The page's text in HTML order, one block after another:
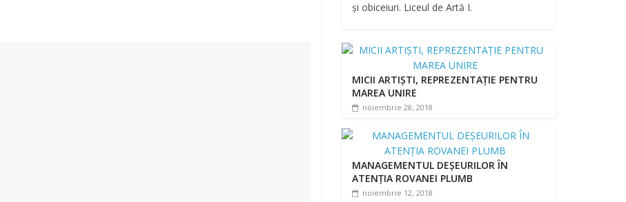
și obiceiuri. Liceul de Artă I.
MICII ARTIȘTI, REPREZENTAȚIE PENTRU
MAREA UNIRE
noiembrie 28, 2018
MANAGEMENTUL DEȘEURILOR ÎN
ATENȚIA ROVANEI PLUMB
noiembrie 12, 2018